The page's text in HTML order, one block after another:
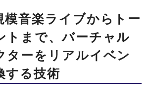
模音楽ライブからトー
トまで、バーチャル
ターをリアルイベン
する技術